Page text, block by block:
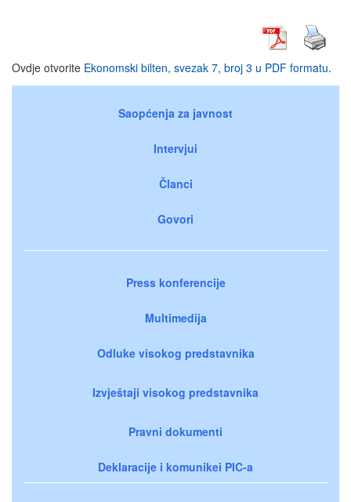
Ovdje otvorite Ekonomski bilten, svezak 7, broj 3 u PDF formatu.
Saopćenja za javnost
Intervjui
Članci
Govori
Press konferencije
Multimedija
Odluke visokog predstavnika
Izvještaji visokog predstavnika
Pravni dokumenti
Deklaracije i komunikei PIC-a